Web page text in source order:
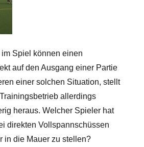
Spiel können einen
auf den Ausgang einer Partie
einer solchen Situation, stellt
allerdings
heraus. Welcher Spieler hat
direkten Vollspannschüssen
in die Mauer zu stellen?